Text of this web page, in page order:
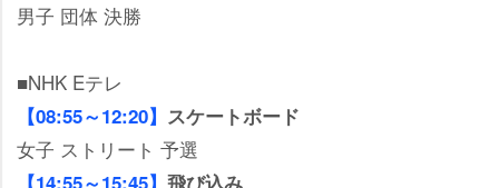
男子 団体 決勝
■NHK Eテレ
【08:55～12:20】 スケートボード
女子 ストリート 予選
【14:55～15:45】 飛び込み